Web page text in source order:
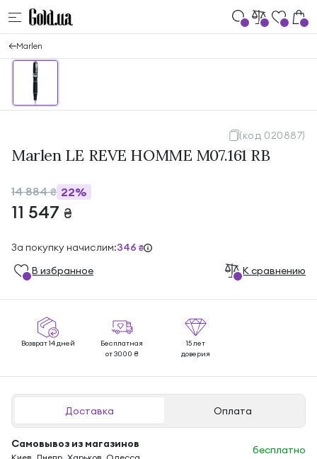
Marlen
(код 020887)
Marlen LE REVE HOMME M07.161 RB
14 884₴ 22%
11 547 ₴
За покупку начислим:346 ₴
В избранноe К сравнению
Возврат 14 дней
Бесплатная
от 3000 ₴
15 лет
доверия
Доставка Оплата
Самовывоз из магазинов
бесплатно